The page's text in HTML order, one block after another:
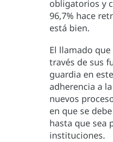
obligatorios y
96,7% hace
está bien.
El llamado
través de sus
guardia en
adherencia a
nuevos
en que se
hasta que sea
instituciones.